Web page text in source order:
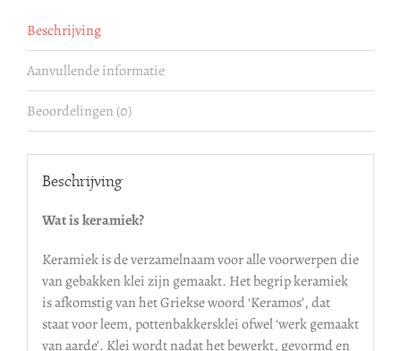
Beschrijving
Aanvullende informatie
Beoordelingen (0)
Beschrijving
Wat is keramiek?
Keramiek is de verzamelnaam voor alle voorwerpen die
van gebakken klei zijn gemaakt. Het begrip keramiek
is afkomstig van het Griekse woord ‘Keramos’, dat
staat voor leem, pottenbakkersklei ofwel ‘werk gemaakt
van aarde’. Klei wordt nadat het bewerkt, gevormd en